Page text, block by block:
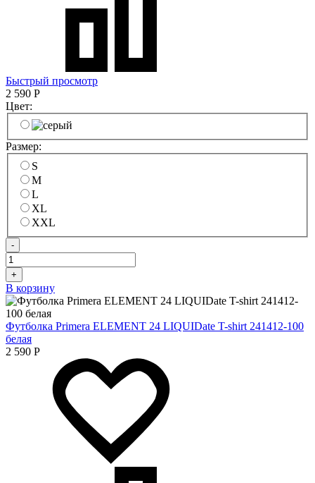
Быстрый просмотр
2 590 Р
Цвет:
Размер:
S
M
L
XL
XXL
-
+
В корзину
Футболка Primera ELEMENT 24 LIQUIDate T-shirt 241412-100
белая
2 590 Р